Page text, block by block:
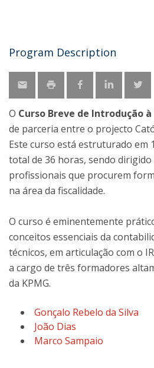
Program Description
O Curso Breve de Introdução
de parceria entre o projecto
Este curso está estruturado em
total de 36 horas, sendo
profissionais que procurem
na área da fiscalidade.
O curso é eminentemente
conceitos essenciais da
técnicos, em articulação com o
a cargo de três formadores
da KPMG.
Gonçalo Rebelo da Silva
João Dias
Marco Sampaio